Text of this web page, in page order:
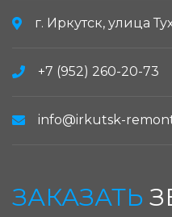
г. Иркутск, улица
+7 (952) 260-20-73
info@irkutsk-
ЗАКАЗАТЬ